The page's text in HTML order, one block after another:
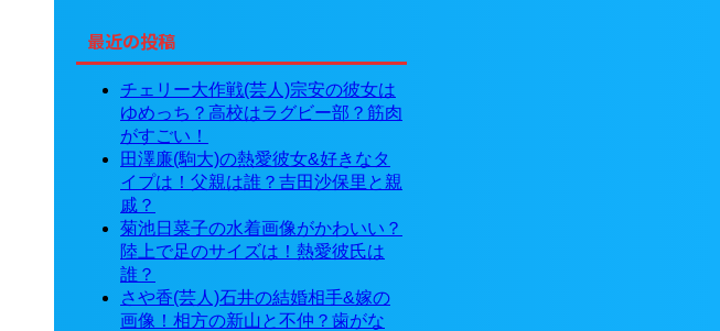
最近の投稿
チェリー大作戦(芸人)宗安の彼女は
ゆめっち？高校はラグビー部？筋肉
がすごい！
田澤廉(駒大)の熱愛彼女&好きなタ
イプは！父親は誰？吉田沙保里と親
戚？
菊池日菜子の水着画像がかわいい？
陸上で足のサイズは！熱愛彼氏は
誰？
さや香(芸人)石井の結婚相手&嫁の
画像！相方の新山と不仲？歯がな